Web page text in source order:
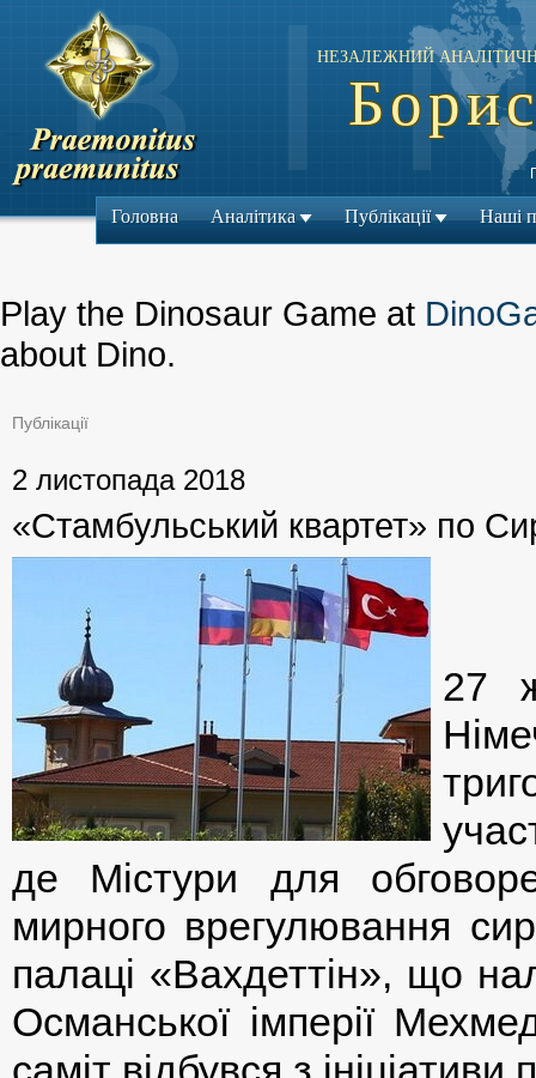
НЕЗАЛЕЖНИЙ
Головна Аналітика Публікації Наші
Play the Dinosaur Game at
about Dino.
Публікації
2 листопада 2018
«Стамбульський квартет» по
27
де Містури для
мирного врегулювання
палаці «Вахдеттін», що
Османської імперії